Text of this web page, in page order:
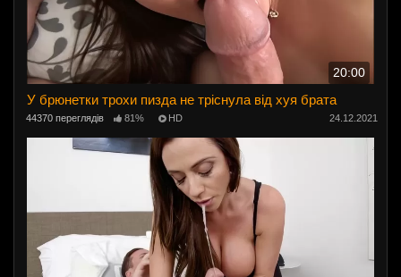
20:00
У брюнетки трохи пизда не тріснула від хуя брата
44370 переглядів 81% HD 24.12.2021